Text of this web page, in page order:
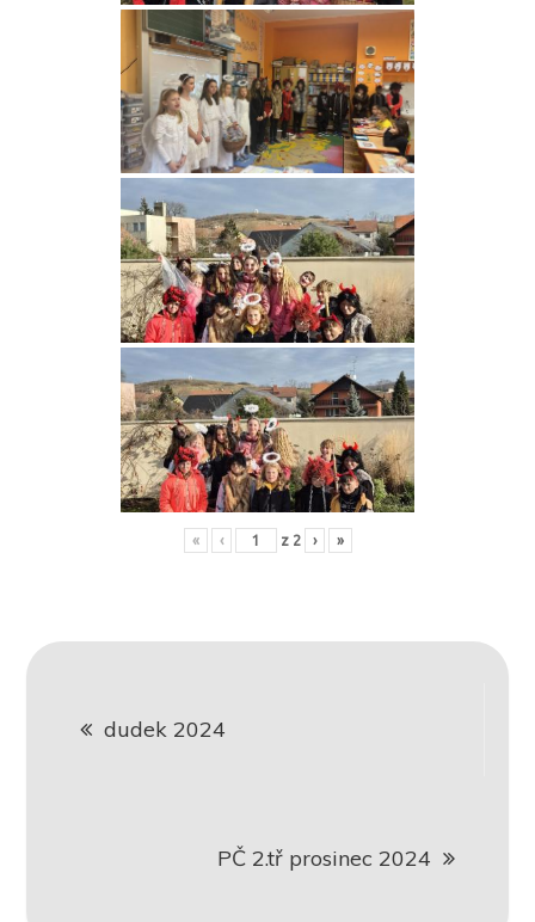
« ‹ z 2 › »
produdek 2024
PČ 2.tř prosinec 2024